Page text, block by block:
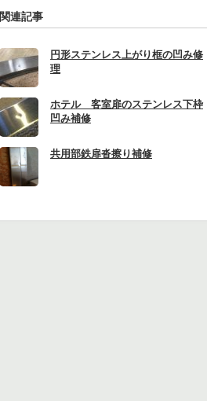
関連記事
円形ステンレス上がり框の凹み修
理
ホテル 客室扉のステンレス下枠
凹み補修
共用部鉄扉沓擦り補修